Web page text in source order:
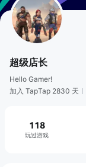
超级店长
Hello Gamer!
加入 TapTap 2830 天
118
玩过游戏